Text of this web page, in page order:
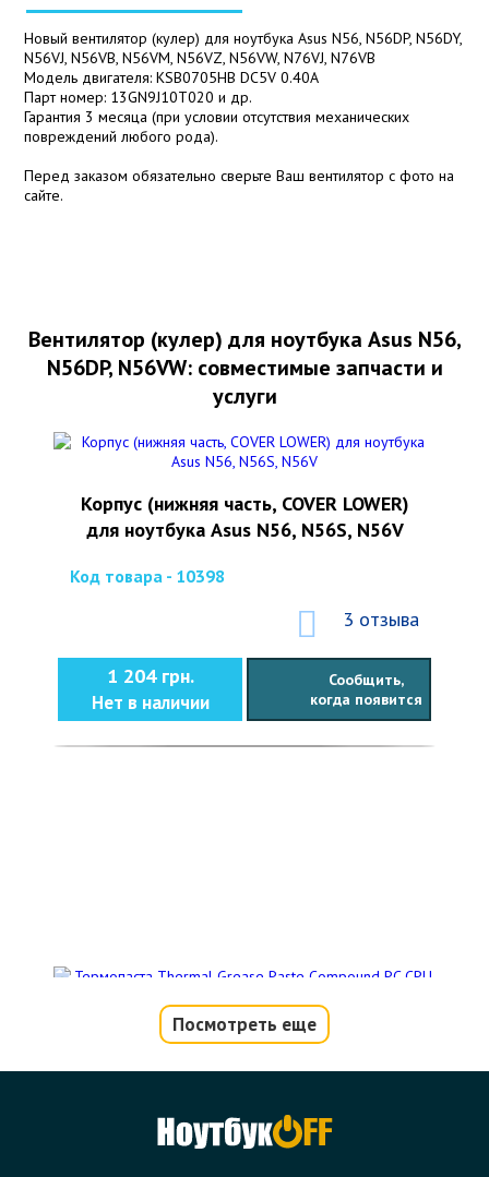
Новый вентилятор (кулер) для ноутбука Asus N56, N56DP, N56DY,
N56VJ, N56VB, N56VM, N56VZ, N56VW, N76VJ, N76VB
Модель двигателя: KSB0705HB DC5V 0.40A
Парт номер: 13GN9J10T020 и др.
Гарантия 3 месяца (при условии отсутствия механических
повреждений любого рода).
Перед заказом обязательно сверьте Ваш вентилятор с фото на
сайте.
Вентилятор (кулер) для ноутбука Asus N56,
N56DP, N56VW: совместимые запчасти и
услуги
Корпус (нижняя часть, COVER LOWER)
для ноутбука Asus N56, N56S, N56V
Код товара - 10398
3 отзыва
1 204 грн.
Нет в наличии
Сообщить,
когда появится
Термопаста Thermal Grease Paste
Посмотреть еще